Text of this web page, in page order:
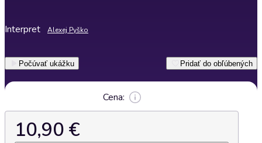
Interpret Alexej Pyško
Počúvať ukážku Pridať do obľúbených
Cena:
10,90 €